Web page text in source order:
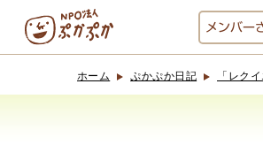
メンバー
ホーム ぷかぷか日記 「レク